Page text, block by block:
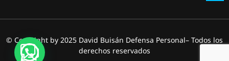
© Copyright by 2025 David Buisán Defensa Personal– Todos los
derechos reservados